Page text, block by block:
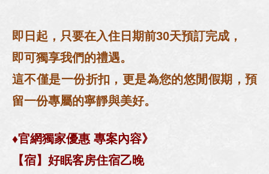
即日起，只要在入住日期前30天預訂完成，
即可獨享我們的禮遇。
這不僅是一份折扣，更是為您的悠閒假期，預
留一份專屬的寧靜與美好。
♦官網獨家優惠 專案內容》
【宿】好眠客房住宿乙晚